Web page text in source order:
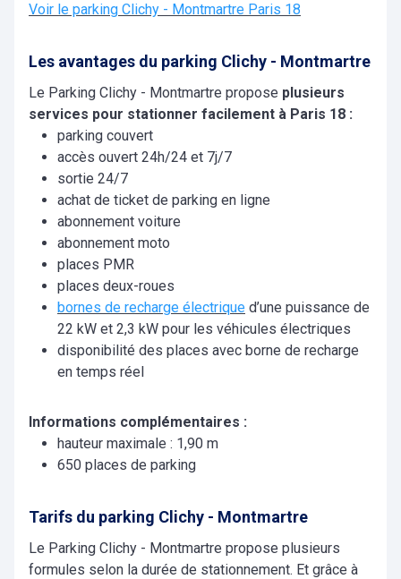
Voir le parking Clichy - Montmartre Paris 18
Les avantages du parking Clichy - Montmartre
Le Parking Clichy - Montmartre propose plusieurs
services pour stationner facilement à Paris 18 :
parking couvert
accès ouvert 24h/24 et 7j/7
sortie 24/7
achat de ticket de parking en ligne
abonnement voiture
abonnement moto
places PMR
places deux-roues
bornes de recharge électrique d’une puissance de
22 kW et 2,3 kW pour les véhicules électriques
disponibilité des places avec borne de recharge
en temps réel
Informations complémentaires :
hauteur maximale : 1,90 m
650 places de parking
Tarifs du parking Clichy - Montmartre
Le Parking Clichy - Montmartre propose plusieurs
formules selon la durée de stationnement. Et grâce à